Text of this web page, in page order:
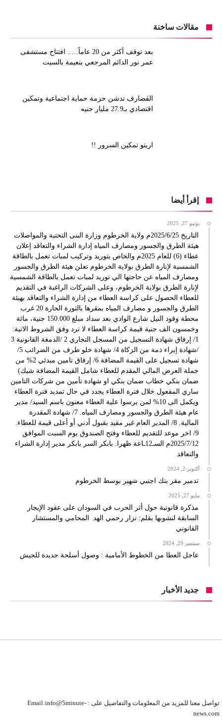
مقالات ساخنة
بعد توقف أكثر من 20 عاماً….. افتتاح مستشفى
عمر نور الدائم المرجعي بنعيمة بالسبت
القضارف تدشن حزمة حماية اجتماعية وتمكين
اقتصادي بـ27.9 مليار جنيه
اريتو تمكين السرور !!
إقرأ أيضا
يونيو 27, 2025
التاريخ 2025/6/25م ولاية الخرطوم وزارة البنى التحتية والمواصلات
هيئة الطرق والجسور ومصارف المياه إدارة الشراء والتعاقد إعلان
عطاء (6) للعام 2025م والخاص بتوريد وتركيب لمبات تعمل بالطاقة
الشمسية لإنارة الطرق بولاية الخرطوم تعلن هيئة الطرق والجسور
ومصارف المياه عن حاجتها الي توريد لمبات تعمل بالطاقة الشمسية
لإنارة الطرق بولاية الخرطوم، وعلى الشركات الراغبة في التقديم
للعطاء الحصول على كراسة العطاء من إدارة الشراء والتعاقد بهيئة
الطرق والجسور و مصارف المياه بمقرها بالثورة الحارة 20 غرب
محطة وقود النيل شارع الوادي بعد سداد مبلغ 150.000 جنية، مائة
وخمسون الف جنية قيمة كراسة العطاء لا ترد وفق الشروط الاتية:
1/ إرفاق شهادة التسجيل من المسجل التجاري 2 /الدمغة القانونية 3
/شهادة إبراء ذمة من الزكاة 4/ شهادة خلو طرف من الضرائب 5/
شهادة تسجيل على القيمة المضافة 6/ إرفاق تامين مبدئي 2% من
جملة العرض المالي المقدم للعطاء شامل القيمة المضافة شيك)
ضمان بنكي خطاب ضمان بنكي او شهادة تأمين من شركات التامين
ساري المفعول خلال فترة العطاء يجدد في حال تمديد فترة العطاء
ويكمل الى 10% لمن يرسوا علية العطاء معنون باسم السيد/ مدير
عام هيئة الطرق والجسور ومصارف المياه. 7/ شهادة المقدرة
المالية. 8/ المدير العام غير مقيد بقبول أدني أو أعلى قيمة للعطاء.
9/ اخر موعد للتقديم للعطاء وفتح الصندوق يوم السبت الموافق
2025/7/12م السـ12ـاعة ظهرا. بابكر السر بابكر مدير إدارة الشراء
والتعاقد
أكتوبر 2, 2024
تدمير مقر بنك اجنبي شهير بوسط الخرطوم
مايو 27, 2025
مذكرة قانونية حول أثر الحرب في السودان على عقود الإيجار
السابقة لنشوبها بقلم: نزار رحمي الهد المحامي والمستشار
القانوني
سبتمبر 29, 2024
عاجل العطا من الخطوط الأمامية : وصول أسلحة جديدة للجيش
جديد الأخبار
تواصل معنا للمزيد من المعلومات والتفاصيل على : Email:info@5minute-
news.com